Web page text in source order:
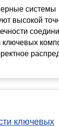
системы
высокой
ключевых